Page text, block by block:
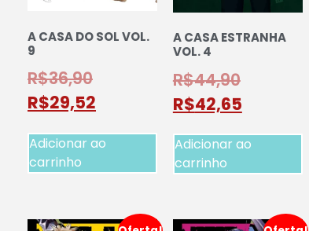
A CASA DO SOL VOL.
9
R$36,90
R$29,52
Adicionar ao
carrinho
A CASA ESTRANHA
VOL. 4
R$44,90
R$42,65
Adicionar ao
carrinho